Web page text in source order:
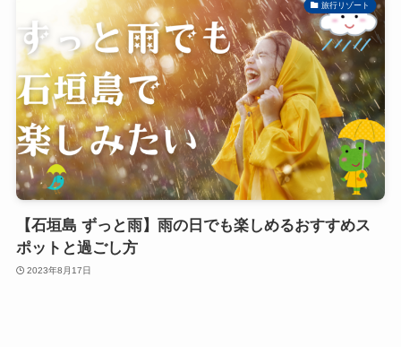
旅行リゾート
【石垣島 ずっと雨】雨の日でも楽しめるおすすめス
ポットと過ごし方
2023年8月17日